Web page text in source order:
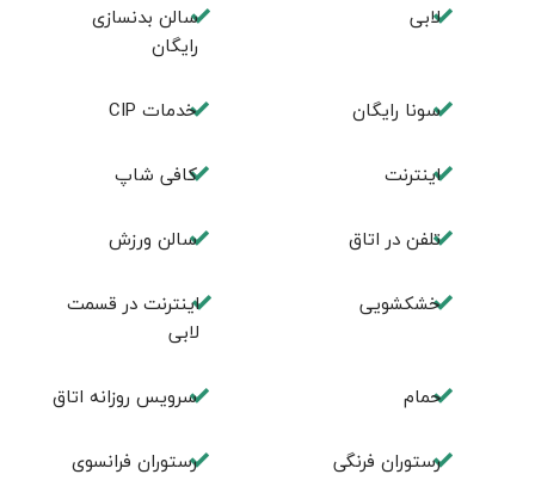
لابی
سالن بدنسازی
رایگان
سونا رایگان خدمات CIP
اینترنت کافی شاپ
تلفن در اتاق سالن ورزش
خشکشویی
اینترنت در قسمت
لابی
حمام سرویس روزانه اتاق
رستوران فرنگی رستوران فرانسوی